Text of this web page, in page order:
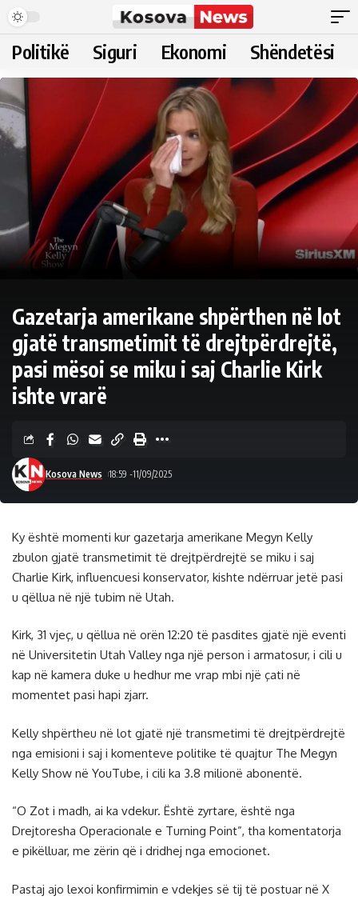
Politikë Siguri Ekonomi Shëndetësi
Gazetarja amerikane shpërthen në lot
gjatë transmetimit të drejtpërdrejtë,
pasi mësoi se miku i saj Charlie Kirk
ishte vrarë
Kosova News 18:59 -11/09/2025
Ky është momenti kur gazetarja amerikane Megyn Kelly
zbulon gjatë transmetimit të drejtpërdrejtë se miku i saj
Charlie Kirk, influencuesi konservator, kishte ndërruar jetë pasi
u qëllua në një tubim në Utah.
Kirk, 31 vjeç, u qëllua në orën 12:20 të pasdites gjatë një eventi
në Universitetin Utah Valley nga një person i armatosur, i cili u
kap në kamera duke u hedhur me vrap mbi një çati në
momentet pasi hapi zjarr.
Kelly shpërtheu në lot gjatë një transmetimi të drejtpërdrejtë
nga emisioni i saj i komenteve politike të quajtur The Megyn
Kelly Show në YouTube, i cili ka 3.8 milionë abonentë.
“O Zot i madh, ai ka vdekur. Është zyrtare, është nga
Drejtoresha Operacionale e Turning Point”, tha komentatorja
e pikëlluar, me zërin që i dridhej nga emocionet.
Pastaj ajo lexoi konfirmimin e vdekjes së tij të postuar në X